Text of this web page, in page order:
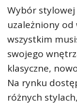
Wybór
uzależniony od
wszystkim
swojego
klasyczne,
Na rynku
różnych